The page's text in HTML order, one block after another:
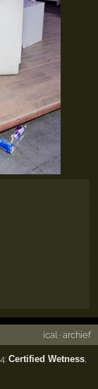
ical· archief
Certified Wetness,